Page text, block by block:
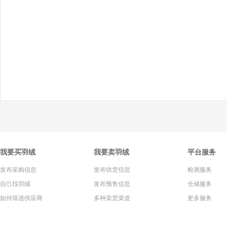
我要买羽绒
发布采购信息
自己找羽绒
如何筛选供应商
我要卖羽绒
发布供货信息
发布预售信息
多种卖货渠道
平台服务
检测服务
仓储服务
更多服务